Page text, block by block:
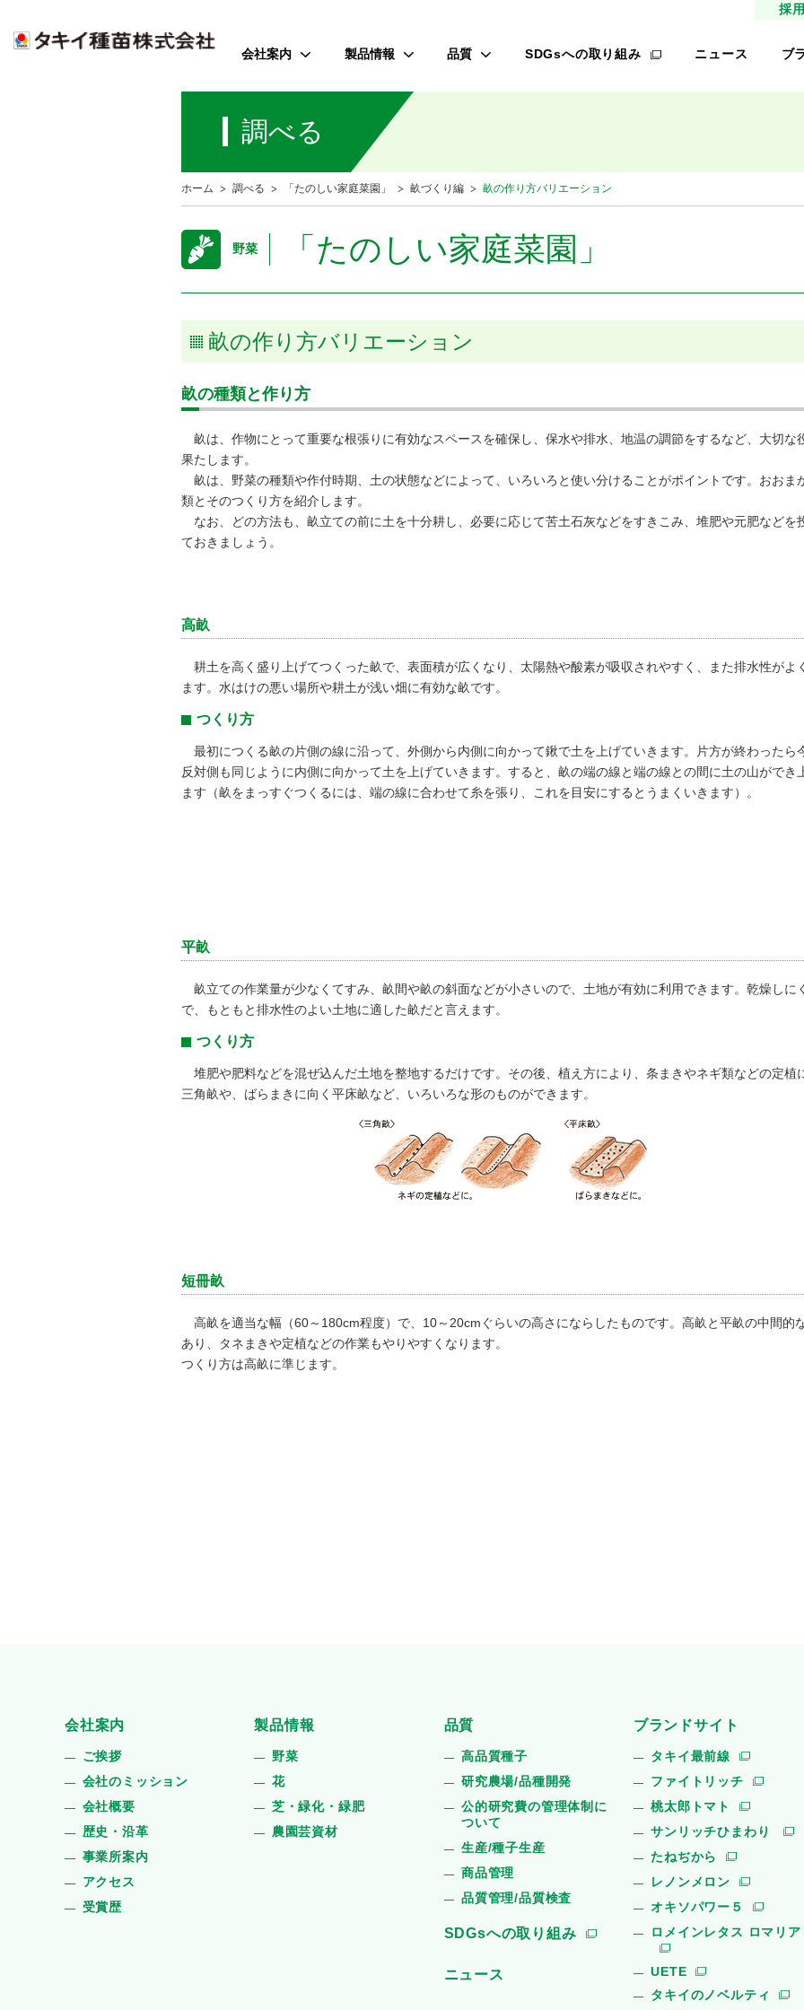
採
会社案内
会社のミッション
事業所案内
製品情報
花
芝・緑化・緑肥
品質
商品管理
SDGsへの取り組み ニュース ブ
タキ
調べる
ホーム 調べる 「たのしい家庭菜園」 畝づくり編 畝の作り方バリエーション
野菜 「たのしい家庭菜園」
畝の作り方バリエーション
畝の種類と作り方
畝は、作物にとって重要な根張りに有効なスペースを確保し、保水や排水、地温の調節をするなど、大切な
果たします。
畝は、野菜の種類や作付時期、土の状態などによって、いろいろと使い分けることがポイントです。おおま
類とそのつくり方を紹介します。
なお、どの方法も、畝立ての前に土を十分耕し、必要に応じて苦土石灰などをすきこみ、堆肥や元肥などを
ておきましょう。
高畝
耕土を高く盛り上げてつくった畝で、表面積が広くなり、太陽熱や酸素が吸収されやすく、また排水性がよ
ます。水はけの悪い場所や耕土が浅い畑に有効な畝です。
つくり方
最初につくる畝の片側の線に沿って、外側から内側に向かって鍬で土を上げていきます。片方が終わったら
反対側も同じように内側に向かって土を上げていきます。すると、畝の端の線と端の線との間に土の山ができ
ます（畝をまっすぐつくるには、端の線に合わせて糸を張り、これを目安にするとうまくいきます）。
平畝
畝立ての作業量が少なくてすみ、畝間や畝の斜面などが小さいので、土地が有効に利用できます。乾燥しに
で、もともと排水性のよい土地に適した畝だと言えます。
つくり方
堆肥や肥料などを混ぜ込んだ土地を整地するだけです。その後、植え方により、条まきやネギ類などの定植
三角畝や、ばらまきに向く平床畝など、いろいろな形のものができます。
短冊畝
高畝を適当な幅（60～180cm程度）で、10～20cmぐらいの高さにならしたものです。高畝と平畝の中間的
あり、タネまきや定植などの作業もやりやすくなります。
つくり方は高畝に準じます。
会社案内
ご挨拶
会社のミッション
会社概要
歴史・沿革
事業所案内
アクセス
受賞歴
製品情報
野菜
花
芝・緑化・緑肥
農園芸資材
品質
高品質種子
研究農場/品種開発
公的研究費の管理体制に
ついて
生産/種子生産
商品管理
品質管理/品質検査
SDGsへの取り組み
ニュース
ブランドサイト
タキイ最前線
ファイトリッチ
桃太郎トマト
サンリッチひまわり
たねぢから
レノンメロン
オキソパワー５
ロメインレタス ロマリア
UETE
タキイのノベルティ